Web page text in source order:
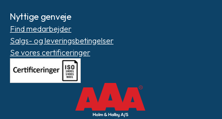
Nyttige genveje
Find medarbejder
Salgs- og leveringsbetingelser
Se vores certificeringer